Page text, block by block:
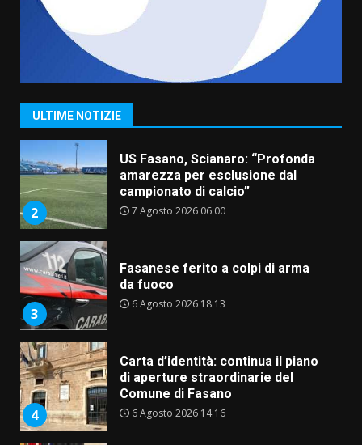
ULTIME NOTIZIE
6 Agosto 2026 06:15
1
“I Contestatori: Musica di
Rivoluzione”: nuovo
appuntamento con “Fasano in
2
US Fasano, Scianaro: “Profonda
amarezza per esclusione dal
campionato di calcio”
7 Agosto 2026 06:00
3
Fasanese ferito a colpi di arma
da fuoco
6 Agosto 2026 18:13
4
Carta d’identità: continua il piano
di aperture straordinarie del
Comune di Fasano
6 Agosto 2026 14:16